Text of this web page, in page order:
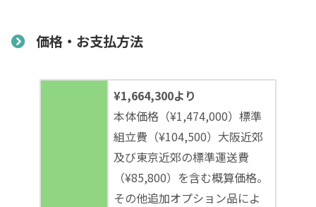
価格・お支払方法
¥1,664,300より
本体価格（¥1,474,000）標準
組立費（¥104,500）大阪近郊
及び東京近郊の標準運送費
（¥85,800）を含む概算価格。
その他追加オプション品によ